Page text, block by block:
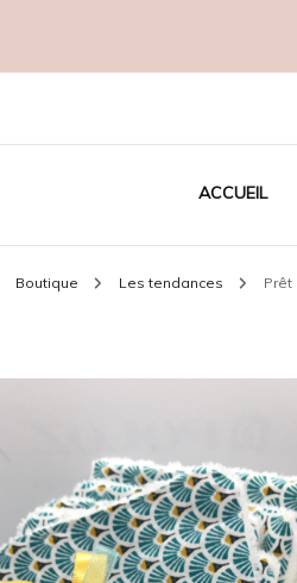
ACCUEIL
Boutique Les tendances Prêt